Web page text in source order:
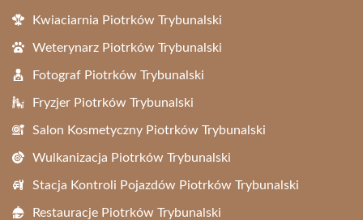
Kwiaciarnia Piotrków Trybunalski
Weterynarz Piotrków Trybunalski
Fotograf Piotrków Trybunalski
Fryzjer Piotrków Trybunalski
Salon Kosmetyczny Piotrków Trybunalski
Wulkanizacja Piotrków Trybunalski
Stacja Kontroli Pojazdów Piotrków Trybunalski
Restauracje Piotrków Trybunalski